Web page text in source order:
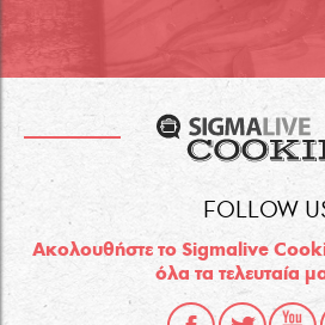
FOLLOW
Ακολουθήστε το Sigmalive
όλα τα τελευταία